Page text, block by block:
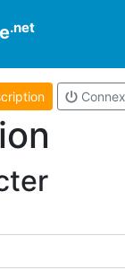
.net